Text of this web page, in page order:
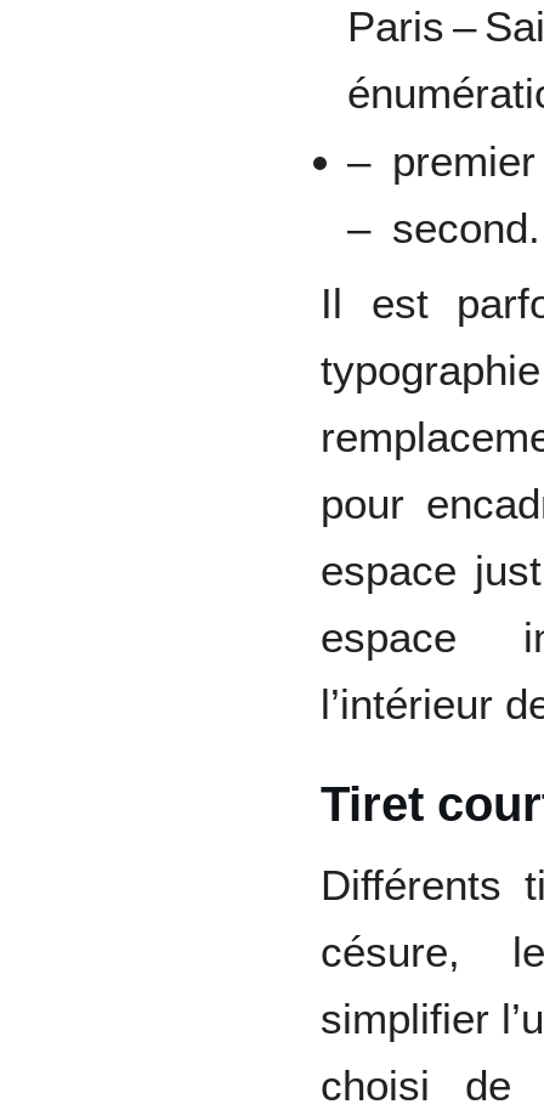
Paris –
–
– second.
Il est
pour
espace
espace
l’intérieur
Tiret
Différents
césure,
simplifier
choisi de